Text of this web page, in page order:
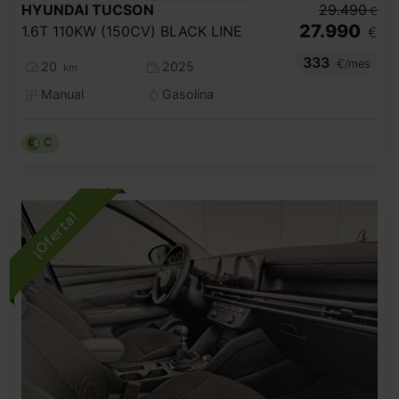
HYUNDAI TUCSON
1.6T 110KW (150CV) BLACK LINE
20 km
2025
Manual
Gasolina
29.490 €
27.990 €
333
€/mes
C